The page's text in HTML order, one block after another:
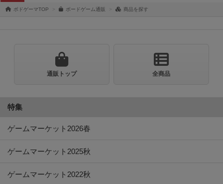
ボドゲーマTOP ボードゲーム通販 商品を探す
通販トップ 全商品
特集
ゲームマーケット2026春
ゲームマーケット2025秋
ゲームマーケット2022秋